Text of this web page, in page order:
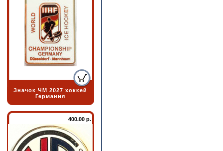
Значок ЧМ 2027 хоккей
Германия
400.00 р.